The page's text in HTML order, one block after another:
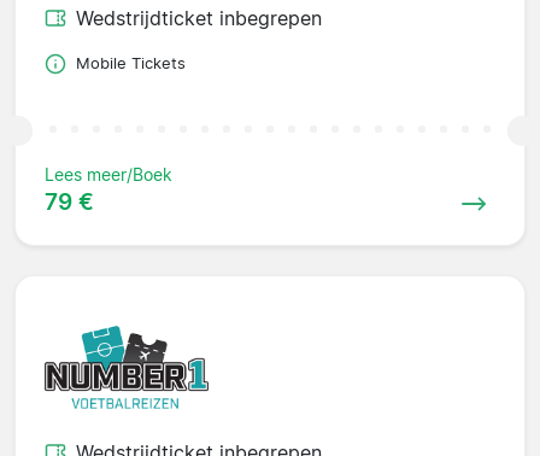
Wedstrijdticket inbegrepen
Mobile Tickets
Lees meer/Boek
79 €